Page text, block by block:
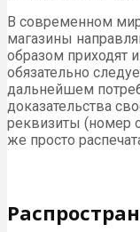
В современном
магазины
образом приходят
обязательно
дальнейшем
доказательства
реквизиты (номер
же просто